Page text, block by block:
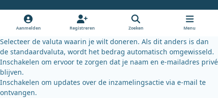
k
k
y
Aanmelden Registreren Zoeken Menu
Selecteer de valuta waarin je wilt doneren. Als dit anders is dan
de standaardvaluta, wordt het bedrag automatisch omgewisseld.
Inschakelen om ervoor te zorgen dat je naam en e-mailadres privé
blijven.
Inschakelen om updates over de inzamelingsactie via e-mail te
ontvangen.